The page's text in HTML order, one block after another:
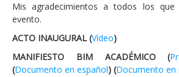
Mis agradecimientos a todos los que
evento.
ACTO INAUGURAL (Vídeo)
MANIFIESTO BIM ACADÉMICO (
(Documento en español) (Documento en